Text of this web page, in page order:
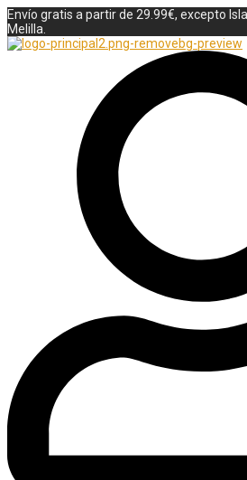
Envío gratis a partir de 29.99€, excepto
Melilla.